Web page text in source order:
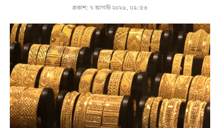
প্রকাশ: ৭ আগস্ট ২০২৬, ০৯:৫৩